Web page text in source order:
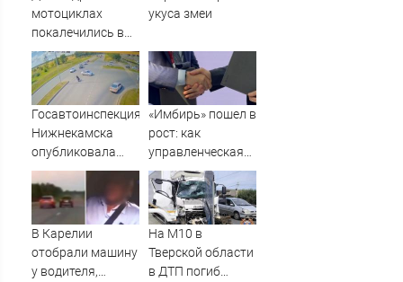
мотоциклах
покалечились в
Карелии (ФОТО)
укуса змеи
Госавтоинспекция
Нижнекамска
опубликовала
видео жесткого
ДТП с участием
питбайкера
07/08/2026 –
Новости
«Имбирь» пошел в
рост: как
управленческая
реформа
принесла
прибыль - АБН 24
В Карелии
отобрали машину
у водителя,
На М10 в
Тверской области
в ДТП погиб